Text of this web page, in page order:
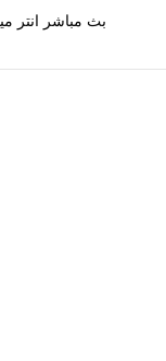
بث مباشر انتر